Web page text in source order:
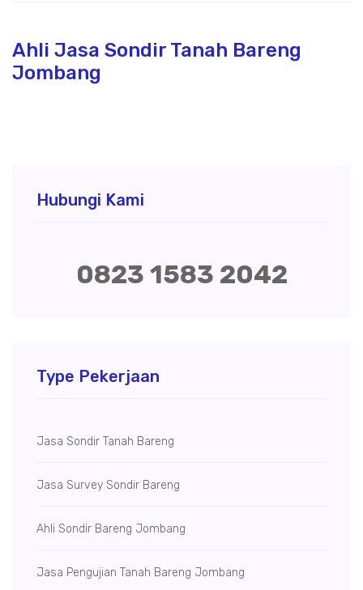
Ahli Jasa Sondir Tanah Bareng
Jombang
Hubungi Kami
0823 1583 2042
Type Pekerjaan
Jasa Sondir Tanah Bareng
Jasa Survey Sondir Bareng
Ahli Sondir Bareng Jombang
Jasa Pengujian Tanah Bareng Jombang